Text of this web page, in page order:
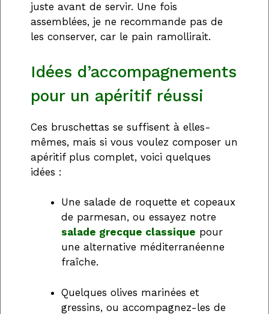
juste avant de servir. Une fois
assemblées, je ne recommande pas de
les conserver, car le pain ramollirait.
Idées d’accompagnements
pour un apéritif réussi
Ces bruschettas se suffisent à elles-
mêmes, mais si vous voulez composer un
apéritif plus complet, voici quelques
idées :
Une salade de roquette et copeaux
de parmesan, ou essayez notre
salade grecque classique pour
une alternative méditerranéenne
fraîche.
Quelques olives marinées et
gressins, ou accompagnez-les de